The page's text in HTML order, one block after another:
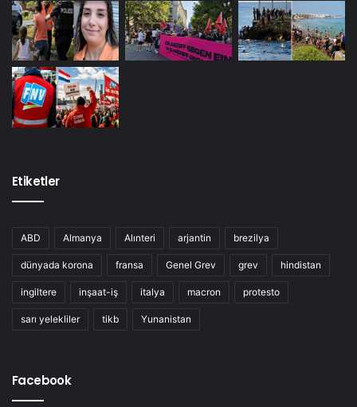
Etiketler
ABD Almanya Alınteri arjantin brezilya
dünyada korona fransa Genel Grev grev hindistan
ingiltere inşaat-iş italya macron protesto
sarı yelekliler tikb Yunanistan
Facebook